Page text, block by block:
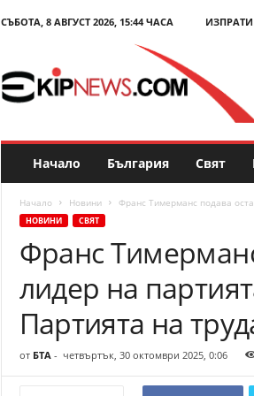
СЪБОТА, 8 АВГУСТ 2026, 15:44 ЧАСА
E
p
N
и
Начало България Свят
Начало Новини Франс Тимерманс подава
НОВИНИ СВЯТ
Франс
лидер на
Партията на
от БТА- четвъртък, 30 октомври 2025, 0:06